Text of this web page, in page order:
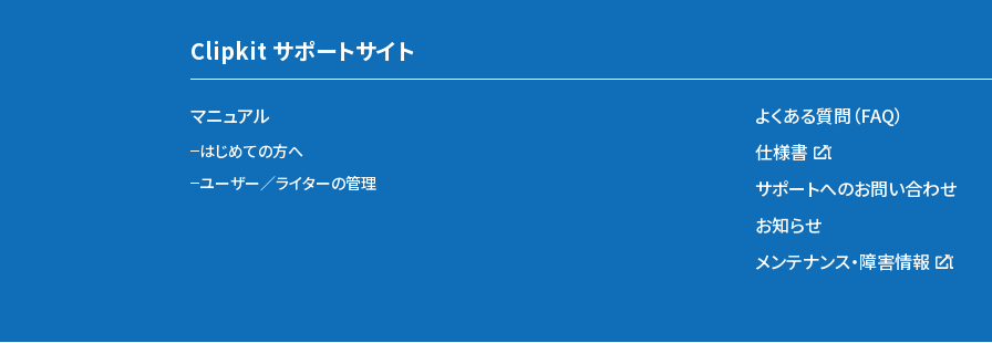
Clipkit サポートサイト
マニュアル
はじめての方へ
ユーザー／ライターの管理
よくある質問（FAQ）
仕様書
サポートへのお問い合わせ
お知らせ
メンテナンス・障害情報